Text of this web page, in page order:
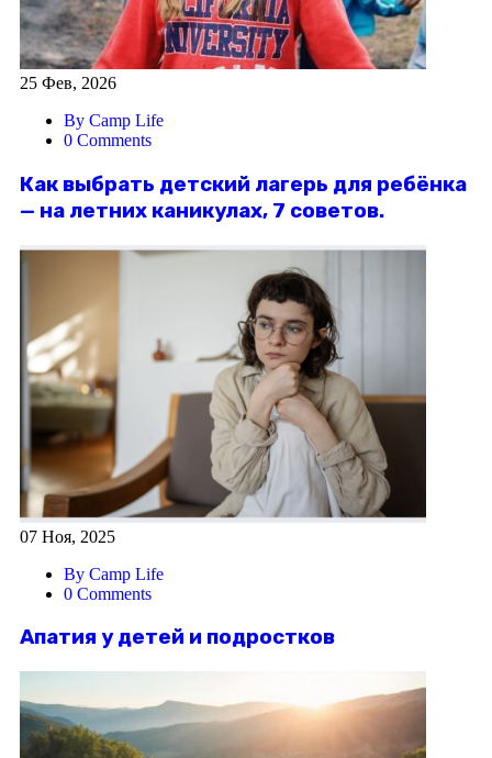
25 Фев, 2026
By Camp Life
0 Comments
Как выбрать детский лагерь для ребёнка
— на летних каникулах, 7 советов.
07 Ноя, 2025
By Camp Life
0 Comments
Апатия у детей и подростков